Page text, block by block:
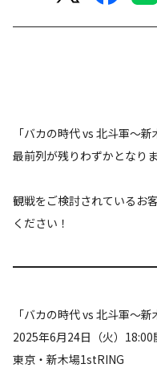
「バカの時代 vs 北斗軍～
最前列が残りわずかとなりま
観戦をご検討されているお
ください！
「バカの時代 vs 北斗軍～新
2025年6月24日（火）
東京・新木場1stRING